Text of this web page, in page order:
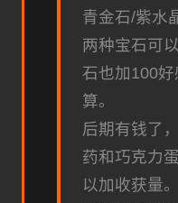
青金石/紫水
两种宝石可
石也加100好
算。
后期有钱了
药和巧克力
以加收获量。